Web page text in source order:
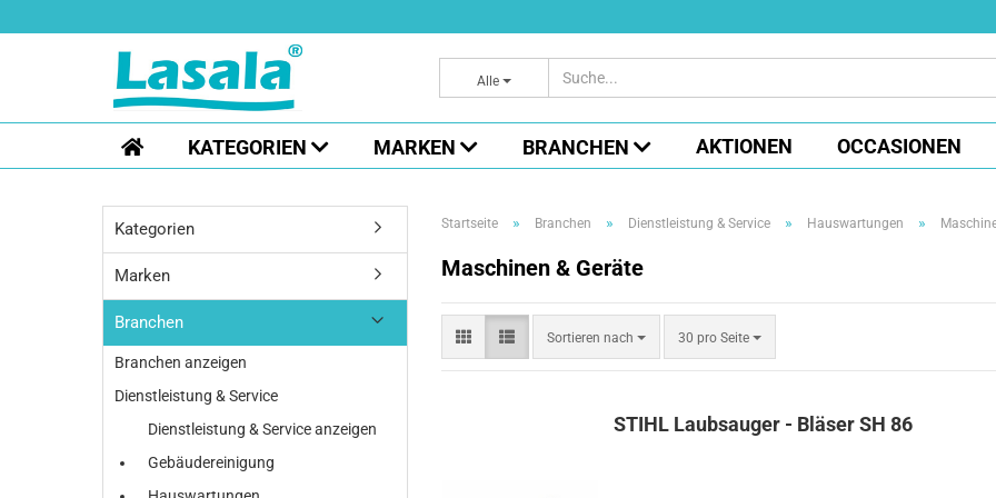
Alle
KATEGORIEN MARKEN BRANCHEN AKTIONEN OCCASIONEN
Startseite » Branchen » Dienstleistung & Service » Hauswartungen »
Maschinen & Geräte
Sortieren nach
Sortieren
nach
30 pro Seite
pro Seite
STIHL Laubsauger - Bläser SH 86
Kategorien
Marken
Branchen
Branchen anzeigen
Dienstleistung & Service
Dienstleistung & Service anzeigen
Gebäudereinigung